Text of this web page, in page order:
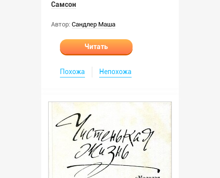
Самсон
Автор: Сандлер Маша
Читать
Похожа Непохожа